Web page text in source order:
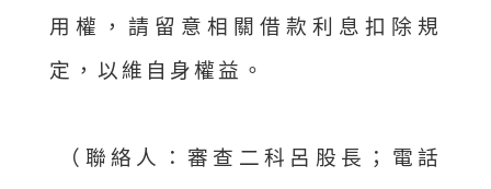
用權，請留意相關借款利息扣除規
定，以維自身權益。
（聯絡人：審查二科呂股長；電話